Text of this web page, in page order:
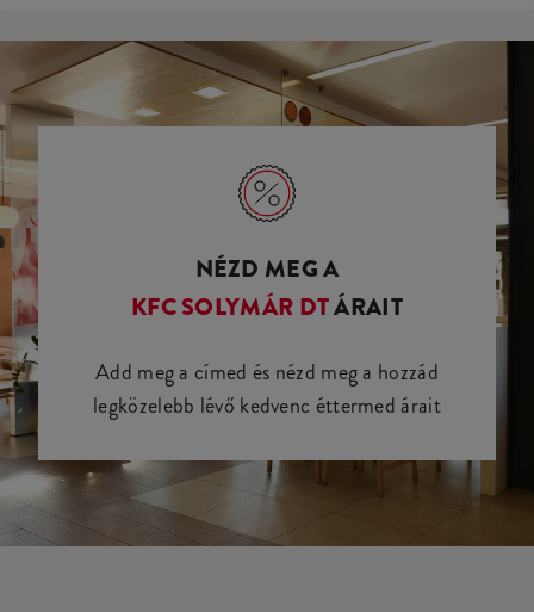
NÉZD MEG A
KFC SOLYMÁR DTÁRAIT
Add meg a címed és nézd meg a hozzád
legközelebb lévő kedvenc éttermed árait